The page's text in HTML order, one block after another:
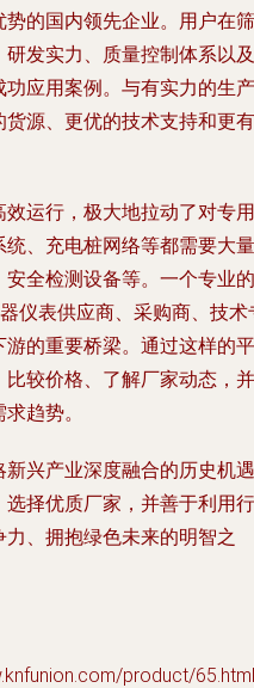
的国内领先企业。用户在筛
发实力、质量控制体系以及
应用案例。与有实力的生产
源、更优的技术支持和更有
效运行，极大地拉动了对专用
、充电桩网络等都需要大量
全检测设备等。一个专业的
仪表供应商、采购商、技术
的重要桥梁。通过这样的平
较价格、了解厂家动态，并
趋势。
兴产业深度融合的历史机遇
择优质厂家，并善于利用行
、拥抱绿色未来的明智之
product/65.html